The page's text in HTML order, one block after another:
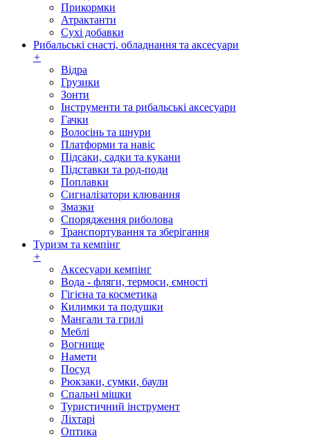
Прикормки
Атрактанти
Сухі добавки
Рибальські снасті, обладнання та аксесуари
+
Відра
Грузики
Зонти
Інструменти та рибальські аксесуари
Гачки
Волосінь та шнури
Платформи та навіс
Підсаки, садки та кукани
Підставки та род-поди
Поплавки
Сигналізатори клювання
Змазки
Спорядження риболова
Транспортування та зберігання
Туризм та кемпінг
+
Аксесуари кемпінг
Вода - фляги, термоси, ємності
Гігієна та косметика
Килимки та подушки
Мангали та грилі
Меблі
Вогнище
Намети
Посуд
Рюкзаки, сумки, баули
Спальні мішки
Туристичний інструмент
Ліхтарі
Оптика